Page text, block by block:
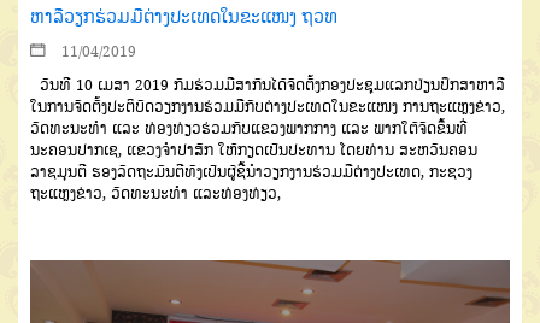
ຫາລືວຽກຮ່ວມມືຕ່າງປະເທດໃນຂະແໜງ ຖວທ
11/04/2019
ວັນທີ 10 ເມສາ 2019 ກົມຮ່ວມມືສາກົນໄດ້ຈັດຕັ້ງກອງປະຊຸມແລກປ່ຽນປຶກສາຫາລື
ໃນການຈັດຕັ້ງປະຕິບັດວຽກງານຮ່ວມມືກັບຕ່າງປະເທດໃນຂະແໜງ ການຖະແຫຼງຂ່າວ,
ວັດທະນະທຳ ແລະ ທ່ອງທ່ຽວຮ່ວມກັບແຂວງພາກກາງ ແລະ ພາກໃຕ້ຈັດຂຶ້ນທີ່
ນະຄອນປາກເຊ, ແຂວງຈຳປາສັກ ໃຫ້ກຽດເປັນປະທານ ໂດຍທ່ານ ສະຫວັນຄອນ
ລາຊມຸນຕີ ຮອງລັດຖະມົນຕີທັງເປັນຜູ້ຊີ້ນຳວຽກງານຮ່ວມມືຕ່າງປະເທດ, ກະຊວງ
ຖະແຫຼງຂ່າວ, ວັດທະນະທຳ ແລະທ່ອງທ່ຽວ,